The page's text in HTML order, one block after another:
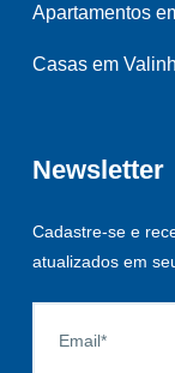
Apartamentos
Casas em
Newsletter
Cadastre-se e
atualizados em